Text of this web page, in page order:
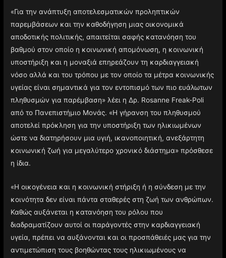
«Για την ανάπτυξη αποτελεσματικών προληπτικών
παρεμβάσεων και την καθοδήγηση μιας οικονομικά
αποδοτικής πολιτικής, απαιτείται σαφής κατανόηση του
βαθμού στον οποίο η κοινωνική απομόνωση, η κοινωνική
υποστήριξη και η μοναξιά επηρεάζουν τη καρδιαγγειακή
νόσο αλλά και του τρόπου με τον οποίο τα μέτρα κοινωνικής
υγείας είναι σημαντικά για τον εντοπισμό των πιο ευάλωτων
πληθυσμών για παρέμβαση» λέει η Δρ. Rosanne Freak-Poli
από το Πανεπιστήμιο Μονάς. «Η γήρανση του πληθυσμού
αποτελεί πρόκληση για την υποστήριξη των ηλικιωμένων
ώστε να διατηρήσουν μια υγιή, ικανοποιητική, ανεξάρτητη
κοινωνική ζωή για μεγαλύτερο χρονικό διάστημα» πρόσθεσε
η ίδια.
«Η οικογένεια και η κοινωνική στήριξη ή η σύνδεση με την
κοινότητα δεν είναι πάντα σταθερές στη ζωή των ανθρώπων.
Καθώς αυξάνεται η κατανόηση του ρόλου που
διαδραματίζουν αυτοί οι παράγοντές στην καρδιαγγειακή
υγεία, πρέπει να αυξάνονται και οι προσπάθειές μας για την
αντιμετώπιση τους βοηθώντας τους ηλικιωμένους να